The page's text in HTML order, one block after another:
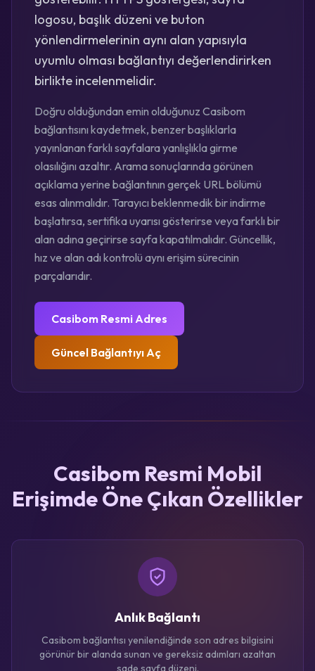
logosu, başlık düzeni ve buton
yönlendirmelerinin aynı alan yapısıyla
uyumlu olması bağlantıyı değerlendirirken
birlikte incelenmelidir.
Doğru olduğundan emin olduğunuz Casibom
bağlantısını kaydetmek, benzer başlıklarla
yayınlanan farklı sayfalara yanlışlıkla girme
olasılığını azaltır. Arama sonuçlarında görünen
açıklama yerine bağlantının gerçek URL bölümü
esas alınmalıdır. Tarayıcı beklenmedik bir indirme
başlatırsa, sertifika uyarısı gösterirse veya farklı bir
alan adına geçirirse sayfa kapatılmalıdır. Güncellik,
hız ve alan adı kontrolü aynı erişim sürecinin
parçalarıdır.
Casibom Resmi Adres
Güncel Bağlantıyı Aç
Casibom Resmi Mobil
Erişimde Öne Çıkan Özellikler
Anlık Bağlantı
Casibom bağlantısı yenilendiğinde son adres bilgisini
görünür bir alanda sunan ve gereksiz adımları azaltan
sade sayfa düzeni.